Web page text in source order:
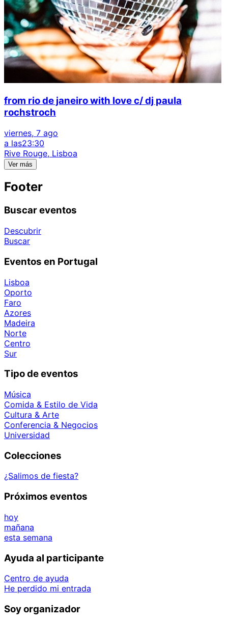
from rio de janeiro with love c/ dj paula
rochstroch
viernes, 7 ago
a las23:30
Rive Rouge, Lisboa
Ver más
Footer
Buscar eventos
Descubrir
Buscar
Eventos en Portugal
Lisboa
Oporto
Faro
Azores
Madeira
Norte
Centro
Sur
Tipo de eventos
Música
Comida & Estilo de Vida
Cultura & Arte
Conferencia & Negocios
Universidad
Colecciones
¿Salimos de fiesta?
Próximos eventos
hoy
mañana
esta semana
Ayuda al participante
Centro de ayuda
He perdido mi entrada
Soy organizador